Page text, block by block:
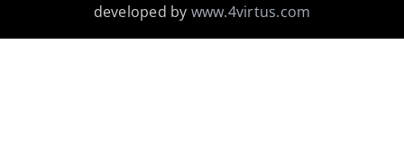
developed by www.4virtus.com